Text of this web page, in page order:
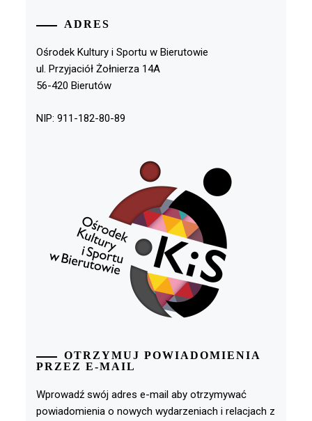
ADRES
Ośrodek Kultury i Sportu w Bierutowie
ul. Przyjaciół Żołnierza 14A
56-420 Bierutów
NIP: 911-182-80-89
OTRZYMUJ POWIADOMIENIA
PRZEZ E-MAIL
Wprowadź swój adres e-mail aby otrzymywać
powiadomienia o nowych wydarzeniach i relacjach z